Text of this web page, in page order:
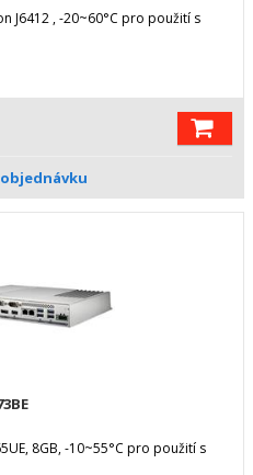
J6412 , -20~60°C pro použití s
8GB, -10~55°C pro použití s